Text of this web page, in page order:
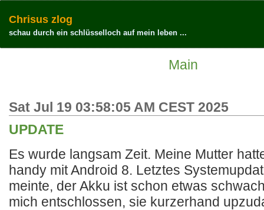
Chrisus zlog
schau durch ein schlüsselloch auf mein leben ...
Main
Sat Jul 19 03:58:05 AM CEST 2025
UPDATE
Es wurde langsam Zeit. Meine Mutter
handy mit Android 8. Letztes
meinte, der Akku ist schon etwas
mich entschlossen, sie kurzerhand